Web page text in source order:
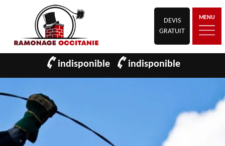
DEVIS
GRATUIT
MENU
indisponible indisponible